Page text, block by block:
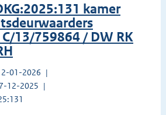
kamer
13/759864 / DW RK
01-2026
12-2025